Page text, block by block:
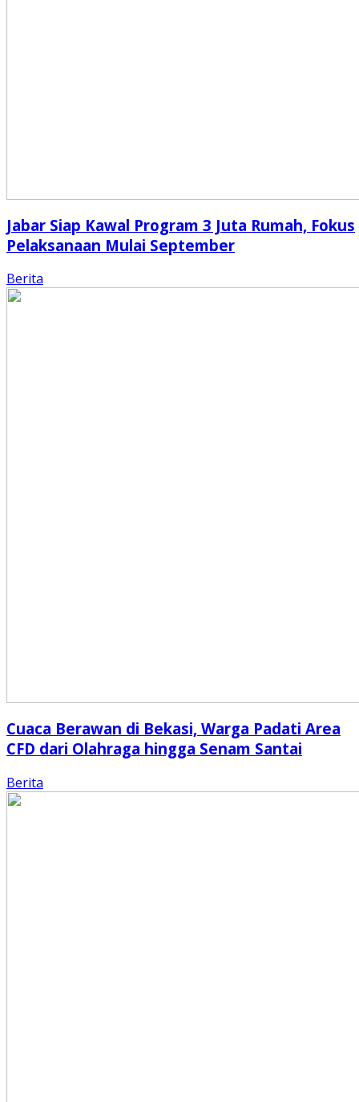
Jabar Siap Kawal Program 3 Juta Rumah, Fokus
Pelaksanaan Mulai September
Berita
Cuaca Berawan di Bekasi, Warga Padati Area
CFD dari Olahraga hingga Senam Santai
Berita